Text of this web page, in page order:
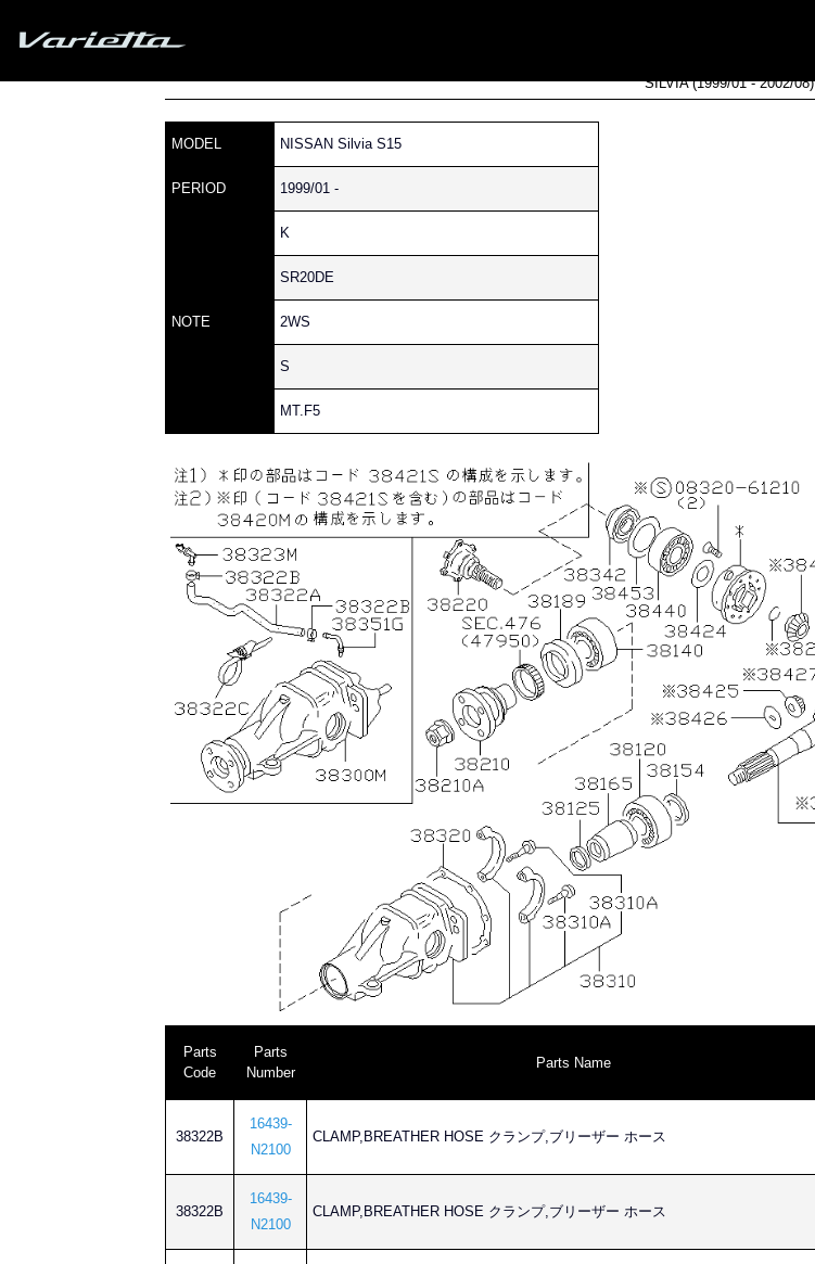
Home
SILVIA (1999/01 - 2002/08)
MODEL NISSAN Silvia S15
PERIOD 1999/01 -
NOTE
K
SR20DE
2WS
S
MT.F5
Parts
Code
Parts
Number
Parts Name
38322B
16439-
N2100
CLAMP,BREATHER HOSE クランプ,ブリーザー ホース
38322B
16439-
N2100
CLAMP,BREATHER HOSE クランプ,ブリーザー ホース